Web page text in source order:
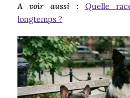
A voir aussi :
Quelle
longtemps ?